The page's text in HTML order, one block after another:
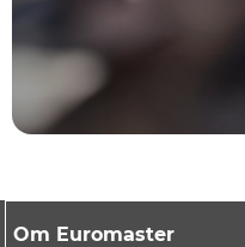
Om Euromaster